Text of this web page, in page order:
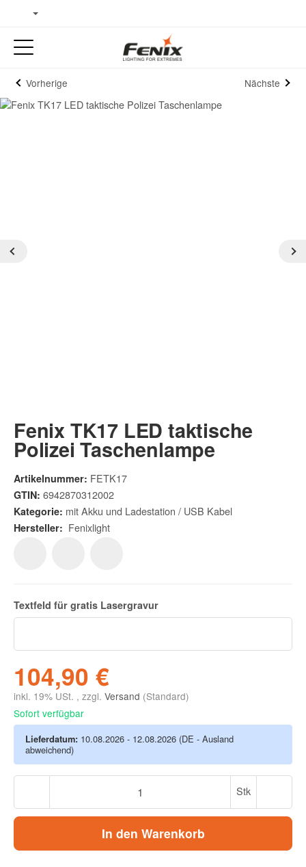
Vorherige Nächste
Fenix TK17 LED taktische
Polizei Taschenlampe
Artikelnummer: FETK17
GTIN: 6942870312002
Kategorie: mit Akku und Ladestation / USB Kabel
Hersteller: Fenixlight
Textfeld für gratis Lasergravur
104,90 €
inkl. 19% USt. , zzgl. Versand (Standard)
Sofort verfügbar
Lieferdatum: 10.08.2026 - 12.08.2026 (DE - Ausland
abweichend)
Stk
In den Warenkorb